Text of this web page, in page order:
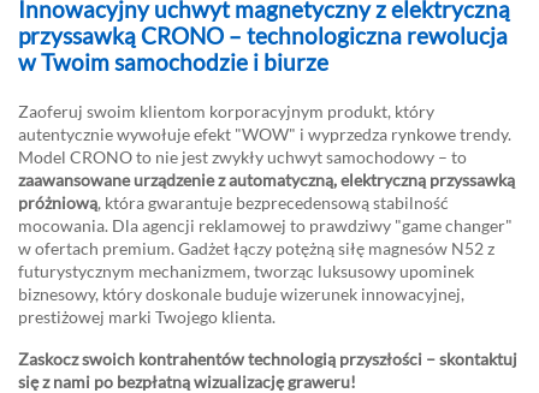
Innowacyjny uchwyt magnetyczny z elektryczną
przyssawką CRONO – technologiczna rewolucja
w Twoim samochodzie i biurze
Zaoferuj swoim klientom korporacyjnym produkt, który
autentycznie wywołuje efekt "WOW" i wyprzedza rynkowe trendy.
Model CRONO to nie jest zwykły uchwyt samochodowy – to
zaawansowane urządzenie z automatyczną, elektryczną przyssawką
próżniową, która gwarantuje bezprecedensową stabilność
mocowania. Dla agencji reklamowej to prawdziwy "game changer"
w ofertach premium. Gadżet łączy potężną siłę magnesów N52 z
futurystycznym mechanizmem, tworząc luksusowy upominek
biznesowy, który doskonale buduje wizerunek innowacyjnej,
prestiżowej marki Twojego klienta.
Zaskocz swoich kontrahentów technologią przyszłości – skontaktuj
się z nami po bezpłatną wizualizację graweru!